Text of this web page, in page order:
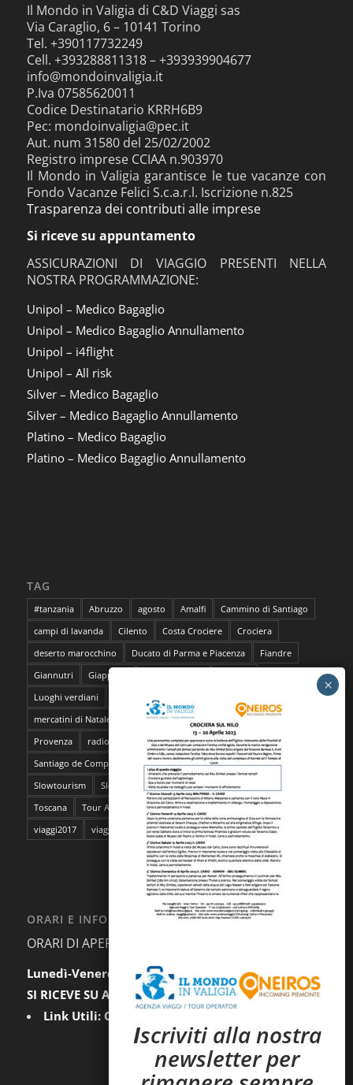
Il Mondo in Valigia di C&D Viaggi sas
Via Caraglio, 6 – 10141 Torino
Tel. +390117732249
Cell. +393288811318 – +393939904677
info@mondoinvaligia.it
P.Iva 07585620011
Codice Destinatario KRRH6B9
Pec: mondoinvaligia@pec.it
Aut. num 31580 del 25/02/2002
Registro imprese CCIAA n.903970
Il Mondo in Valigia garantisce le tue vacanze con
Fondo Vacanze Felici S.c.a.r.l. Iscrizione n.825
Trasparenza dei contributi alle imprese
Si riceve su appuntamento
ASSICURAZIONI DI VIAGGIO PRESENTI NELLA
NOSTRA PROGRAMMAZIONE:
Unipol – Medico Bagaglio
Unipol – Medico Bagaglio Annullamento
Unipol – i4flight
Unipol – All risk
Silver – Medico Bagaglio
Silver – Medico Bagaglio Annullamento
Platino – Medico Bagaglio
Platino – Medico Bagaglio Annullamento
TAG
#tanzania Abruzzo agosto Amalfi
Cammino di Santiago
campi di lavanda
Cilento Costa Crociere
Crociera
deserto marocchino
Ducato di Parma e Piacenza
Fiandre
Giannutri
Giappone
Luoghi verdiani
mercatini di Natale
napoli pantelleria Parma
Pescara
Provenza
radioMBun Ragusa safari fotografico
Sahara
Santiago de Compostela
sentieri dell'ocra Sicilia
Siti Unesco
Slowtourism
Slow Trekking Soggiorno a Ischia
Toscana
Tour Abruzzo tour Giappone viaggi
viaggi2016
viaggi2017
viaggi da film
ORARI E INFORMAZIONI
ORARI DI APERTURA AL PUBBLICO:
Lunedì-Venerdì:
9.30-12.30 / 15.00-18.00
SI RICEVE SU APPUNTAMENTO
Link Utili: Condizioni Generali
Iscriviti alla nostra
newsletter per